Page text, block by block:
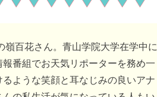
百花さん。青山学院大学在学中に
番組でお天気リポーターを務め一
ような笑顔と耳なじみの良いアナ